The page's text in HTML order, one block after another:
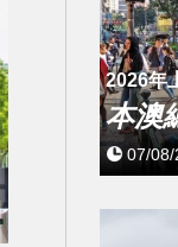
2026年
本澳
07/